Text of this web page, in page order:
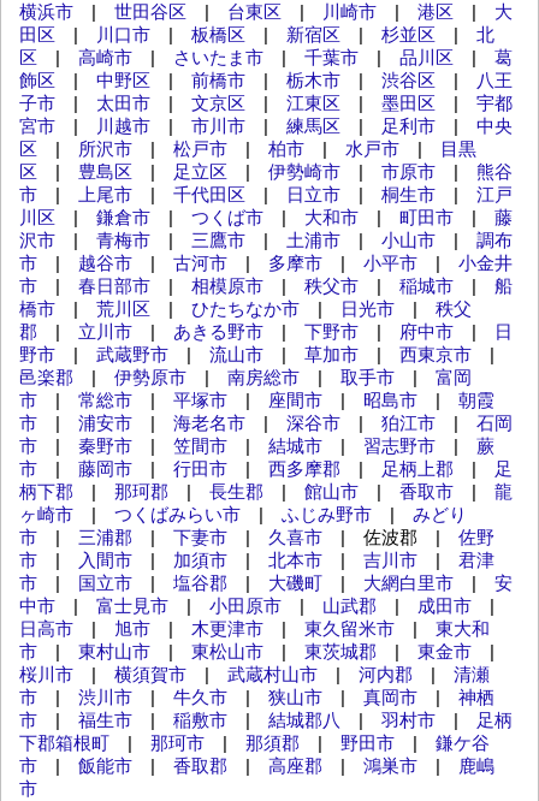
横浜市 | 世田谷区 | 台東区 | 川崎市 | 港区 | 大
田区 | 川口市 | 板橋区 | 新宿区 | 杉並区 | 北
区 | 高崎市 | さいたま市 | 千葉市 | 品川区 | 葛
飾区 | 中野区 | 前橋市 | 栃木市 | 渋谷区 |
八王
子市 | 太田市 | 文京区 | 江東区 | 墨田区 | 宇都
宮市 | 川越市 | 市川市 | 練馬区 | 足利市 | 中央
区 | 所沢市 | 松戸市 | 柏市 | 水戸市 |
目黒
区 | 豊島区 | 足立区 | 伊勢崎市 | 市原市 | 熊谷
市 | 上尾市 | 千代田区 | 日立市 | 桐生市 | 江戸
川区 | 鎌倉市 | つくば市 | 大和市 | 町田市 | 藤
沢市 | 青梅市 | 三鷹市 | 土浦市 | 小山市 | 調布
市 | 越谷市 | 古河市 | 多摩市 | 小平市 | 小金井
市 | 春日部市 | 相模原市 | 秩父市 | 稲城市 | 船
橋市 | 荒川区 | ひたちなか市 | 日光市 | 秩父
郡 | 立川市 | あきる野市 | 下野市 | 府中市 |
日
野市 | 武蔵野市 | 流山市 | 草加市 | 西東京市 |
邑楽郡 | 伊勢原市 | 南房総市 | 取手市 | 富岡
市 | 常総市 | 平塚市 | 座間市 | 昭島市 | 朝霞
市 | 浦安市 | 海老名市 | 深谷市 | 狛江市 | 石岡
市 | 秦野市 | 笠間市 | 結城市 | 習志野市 | 蕨
市 | 藤岡市 | 行田市 | 西多摩郡 | 足柄上郡 |
足
柄下郡 | 那珂郡 | 長生郡 | 館山市 | 香取市 | 龍
ヶ崎市 | つくばみらい市 | ふじみ野市 | みどり
市 | 三浦郡 | 下妻市 | 久喜市 | 佐波郡 | 佐野
市 | 入間市 | 加須市 | 北本市 | 吉川市 | 君津
市 | 国立市 | 塩谷郡 | 大磯町 | 大網白里市 | 安
中市 | 富士見市 | 小田原市 | 山武郡 | 成田市 |
日高市 | 旭市 | 木更津市 | 東久留米市 | 東大和
市 | 東村山市 | 東松山市 | 東茨城郡 | 東金市 |
桜川市 | 横須賀市 | 武蔵村山市 | 河内郡 | 清瀬
市 | 渋川市 | 牛久市 | 狭山市 | 真岡市 | 神栖
市 | 福生市 | 稲敷市 | 結城郡八 | 羽村市 |
足柄
下郡箱根町 | 那珂市 | 那須郡 | 野田市 | 鎌ケ谷
市 | 飯能市 | 香取郡 | 高座郡 | 鴻巣市 |
鹿嶋
市